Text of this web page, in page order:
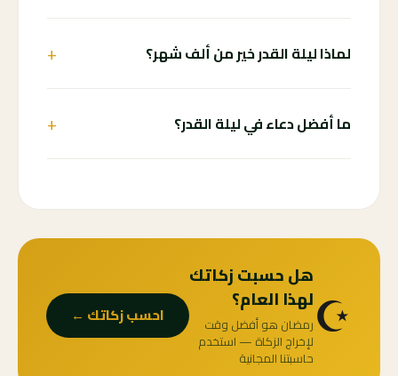
لماذا ليلة القدر خير من ألف شهر؟ +
ما أفضل دعاء في ليلة القدر؟ +
☪️هل حسبت زكاتك
لهذا العام؟
رمضان هو أفضل وقت
لإخراج الزكاة — استخدم
حاسبتنا المجانية
احسب زكاتك ←